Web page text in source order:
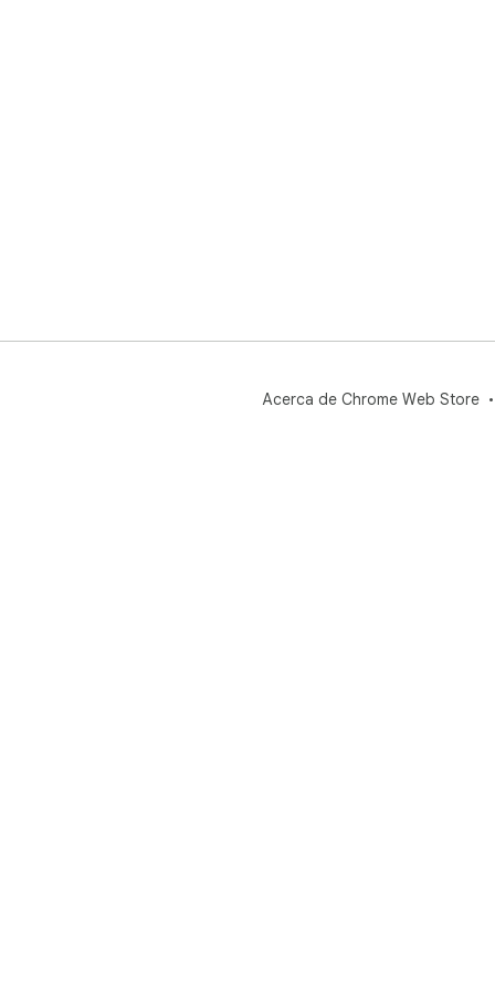
Acerca de Chrome Web Store